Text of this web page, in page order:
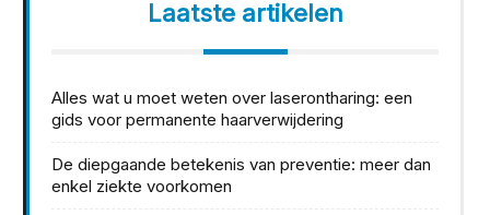
Laatste artikelen
Alles wat u moet weten over laserontharing: een
gids voor permanente haarverwijdering
De diepgaande betekenis van preventie: meer dan
enkel ziekte voorkomen